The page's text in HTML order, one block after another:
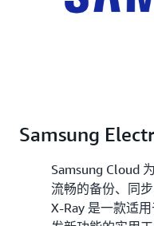
Samsung
Samsung Cloud
流畅的备份、同
X-Ray 是一款适